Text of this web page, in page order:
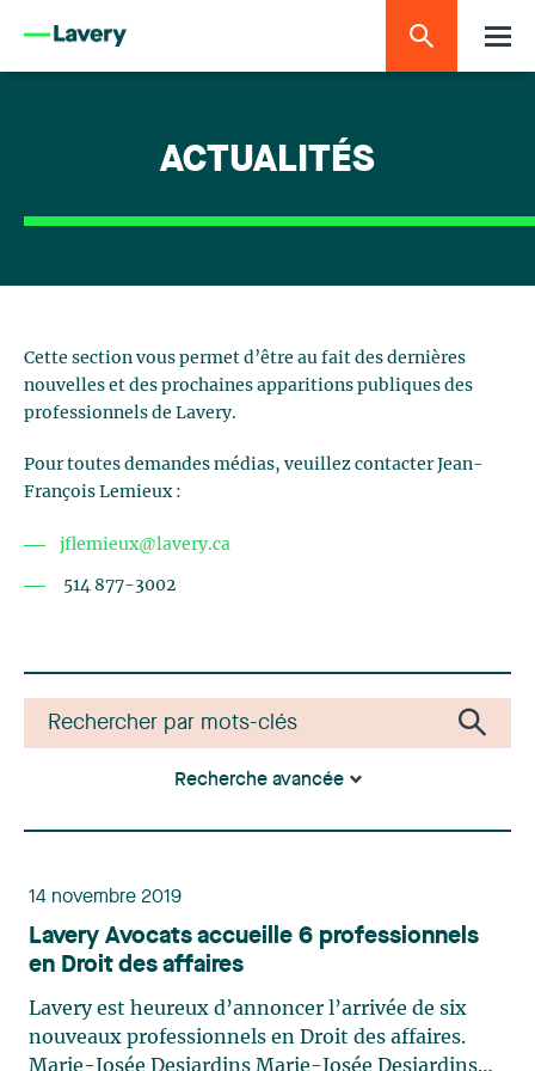
ACTUALITÉS
Cette section vous permet d’être au fait des dernières
nouvelles et des prochaines apparitions publiques des
professionnels de Lavery.
Pour toutes demandes médias, veuillez contacter Jean-
François Lemieux :
jflemieux@lavery.ca
514 877-3002
Recherche avancée
14 novembre 2019
Lavery Avocats accueille 6 professionnels
en Droit des affaires
Lavery est heureux d’annoncer l’arrivée de six
nouveaux professionnels en Droit des affaires.
Marie-Josée Desjardins Marie-Josée Desjardins